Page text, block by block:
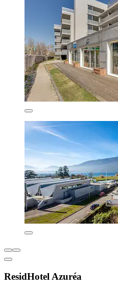
ResidHotel Azuréa